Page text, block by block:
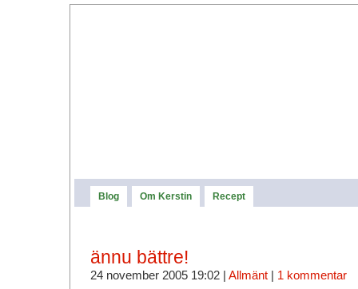
Blog Om Kerstin Recept
ännu bättre!
24 november 2005 19:02 | Allmänt| 1 kommentar